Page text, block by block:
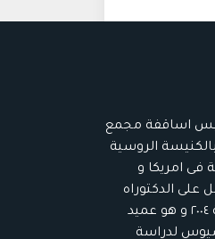
اساقفة مجمع
الروسية
فى امريكا و
الدكتوراه
فى لاهوت الاباء سنة ٢٠٠٤ و هو عميد
لدراسة